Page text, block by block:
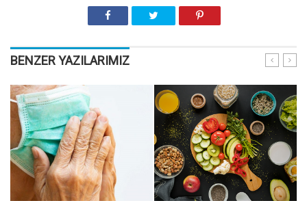
BENZER YAZILARIMIZ